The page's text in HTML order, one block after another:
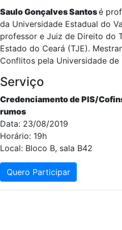
Saulo Gonçalves Santosé
da Universidade Estadual do
professor e Juiz de Direito do
Estado do Ceará (TJE).
Conflitos pela Universidade de
Serviço
Credenciamento de PIS/
rumos
Data: 23/08/2019
Horário: 19h
Local: Bloco B, sala B42
Quero Participar